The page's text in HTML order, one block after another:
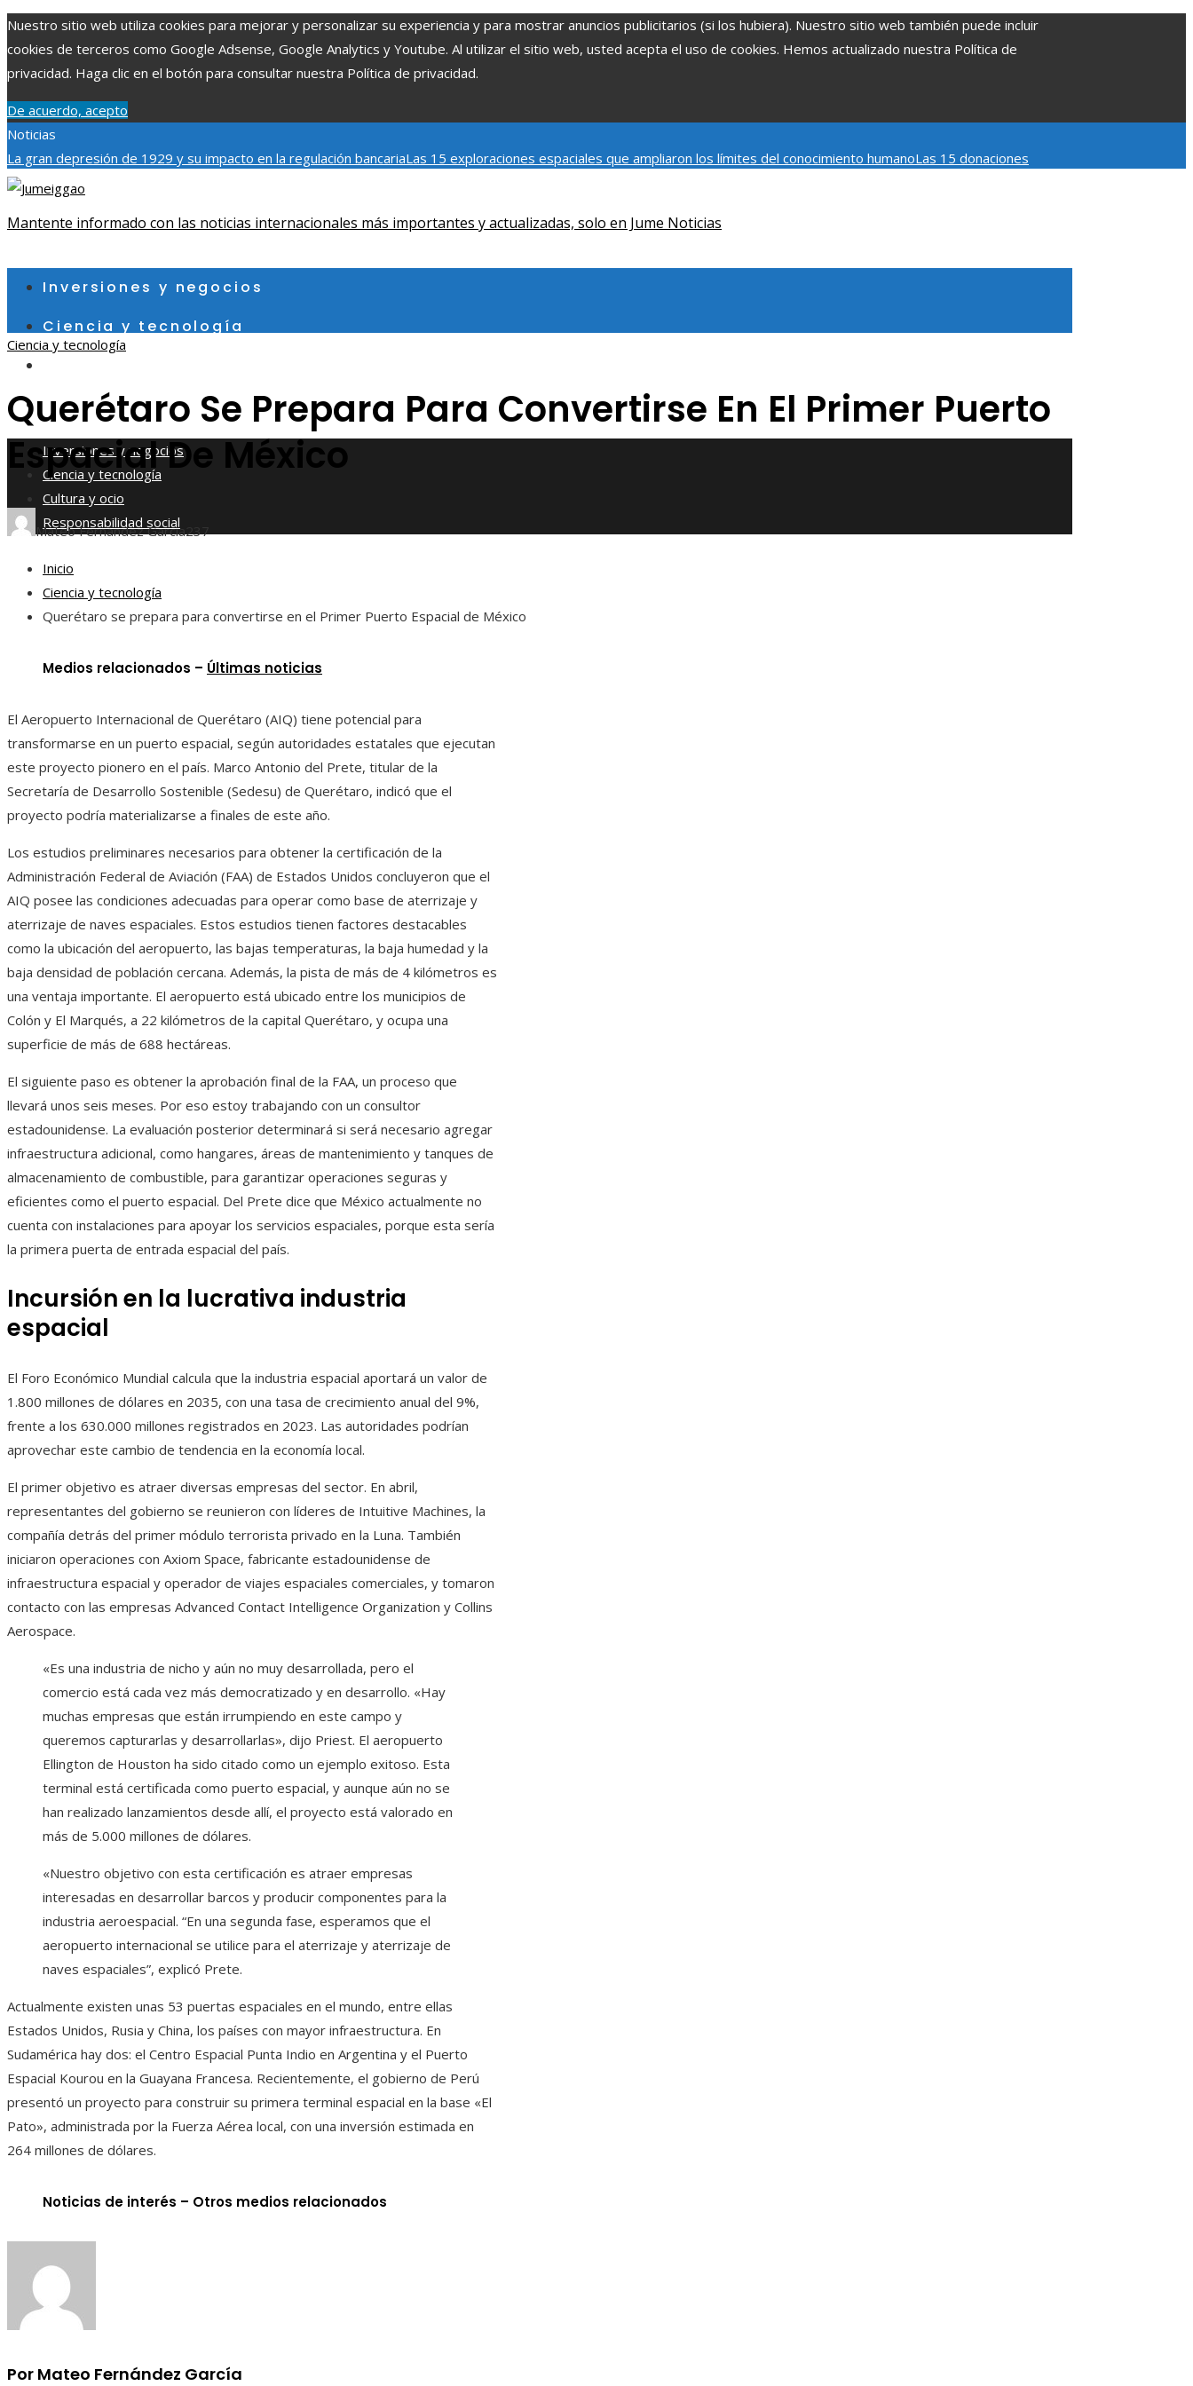
Nuestro sitio web utiliza cookies para mejorar y personalizar su experiencia y para mostrar anuncios publicitarios (si los hubiera). Nuestro sitio web también puede incluir
cookies de terceros como Google Adsense, Google Analytics y Youtube. Al utilizar el sitio web, usted acepta el uso de cookies. Hemos actualizado nuestra Política de
privacidad. Haga clic en el botón para consultar nuestra Política de privacidad.
De acuerdo, acepto
Noticias
La gran depresión de 1929 y su impacto en la regulación bancariaLas 15 exploraciones espaciales que ampliaron los límites del conocimiento humanoLas 15 donaciones
individuales más grandes y su impacto en la ciencia y tecnología
jueves, agosto 6
Mantente informado con las noticias internacionales más importantes y actualizadas, solo en Jume Noticias
Inversiones y negocios
Ciencia y tecnología
Responsabilidad social
Inversiones y negocios
Ciencia y tecnología
Cultura y ocio
Responsabilidad social
Ciencia y tecnología
Querétaro Se Prepara Para Convertirse En El Primer Puerto
Espacial De México
Mateo Fernández García237
Inicio
Ciencia y tecnología
Querétaro se prepara para convertirse en el Primer Puerto Espacial de México
Medios relacionados – Últimas noticias
El Aeropuerto Internacional de Querétaro (AIQ) tiene potencial para
transformarse en un puerto espacial, según autoridades estatales que ejecutan
este proyecto pionero en el país. Marco Antonio del Prete, titular de la
Secretaría de Desarrollo Sostenible (Sedesu) de Querétaro, indicó que el
proyecto podría materializarse a finales de este año.
Los estudios preliminares necesarios para obtener la certificación de la
Administración Federal de Aviación (FAA) de Estados Unidos concluyeron que el
AIQ posee las condiciones adecuadas para operar como base de aterrizaje y
aterrizaje de naves espaciales. Estos estudios tienen factores destacables
como la ubicación del aeropuerto, las bajas temperaturas, la baja humedad y la
baja densidad de población cercana. Además, la pista de más de 4 kilómetros es
una ventaja importante. El aeropuerto está ubicado entre los municipios de
Colón y El Marqués, a 22 kilómetros de la capital Querétaro, y ocupa una
superficie de más de 688 hectáreas.
El siguiente paso es obtener la aprobación final de la FAA, un proceso que
llevará unos seis meses. Por eso estoy trabajando con un consultor
estadounidense. La evaluación posterior determinará si será necesario agregar
infraestructura adicional, como hangares, áreas de mantenimiento y tanques de
almacenamiento de combustible, para garantizar operaciones seguras y
eficientes como el puerto espacial. Del Prete dice que México actualmente no
cuenta con instalaciones para apoyar los servicios espaciales, porque esta sería
la primera puerta de entrada espacial del país.
Incursión en la lucrativa industria
espacial
El Foro Económico Mundial calcula que la industria espacial aportará un valor de
1.800 millones de dólares en 2035, con una tasa de crecimiento anual del 9%,
frente a los 630.000 millones registrados en 2023. Las autoridades podrían
aprovechar este cambio de tendencia en la economía local.
El primer objetivo es atraer diversas empresas del sector. En abril,
representantes del gobierno se reunieron con líderes de Intuitive Machines, la
compañía detrás del primer módulo terrorista privado en la Luna. También
iniciaron operaciones con Axiom Space, fabricante estadounidense de
infraestructura espacial y operador de viajes espaciales comerciales, y tomaron
contacto con las empresas Advanced Contact Intelligence Organization y Collins
Aerospace.
«Es una industria de nicho y aún no muy desarrollada, pero el
comercio está cada vez más democratizado y en desarrollo. «Hay
muchas empresas que están irrumpiendo en este campo y
queremos capturarlas y desarrollarlas», dijo Priest. El aeropuerto
Ellington de Houston ha sido citado como un ejemplo exitoso. Esta
terminal está certificada como puerto espacial, y aunque aún no se
han realizado lanzamientos desde allí, el proyecto está valorado en
más de 5.000 millones de dólares.
«Nuestro objetivo con esta certificación es atraer empresas
interesadas en desarrollar barcos y producir componentes para la
industria aeroespacial. “En una segunda fase, esperamos que el
aeropuerto internacional se utilice para el aterrizaje y aterrizaje de
naves espaciales”, explicó Prete.
Actualmente existen unas 53 puertas espaciales en el mundo, entre ellas
Estados Unidos, Rusia y China, los países con mayor infraestructura. En
Sudamérica hay dos: el Centro Espacial Punta Indio en Argentina y el Puerto
Espacial Kourou en la Guayana Francesa. Recientemente, el gobierno de Perú
presentó un proyecto para construir su primera terminal espacial en la base «El
Pato», administrada por la Fuerza Aérea local, con una inversión estimada en
264 millones de dólares.
Noticias de interés – Otros medios relacionados
Por Mateo Fernández García